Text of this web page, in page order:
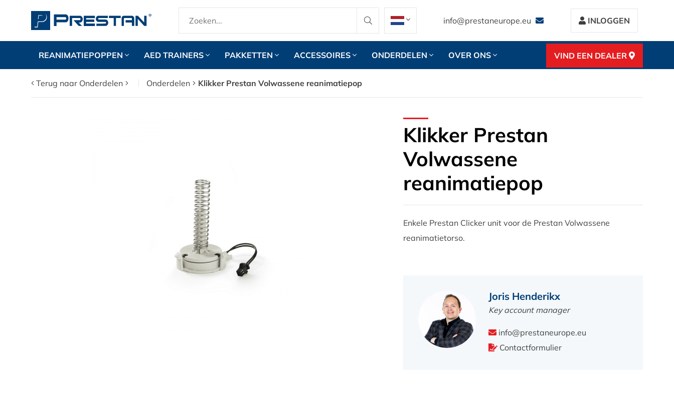
info@prestaneurope.eu INLOGGEN
REANIMATIEPOPPEN AED TRAINERS PAKKETTEN ACCESSOIRES ONDERDELEN OVER ONS VIND EEN DEALER
Terug naar Onderdelen Onderdelen Klikker Prestan Volwassene reanimatiepop
Klikker Prestan
Volwassene
reanimatiepop
Enkele Prestan Clicker unit voor de Prestan Volwassene
reanimatietorso.
Joris Henderikx
Key account manager
info@prestaneurope.eu
Contactformulier